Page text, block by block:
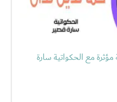
مع الحكواتية سارة